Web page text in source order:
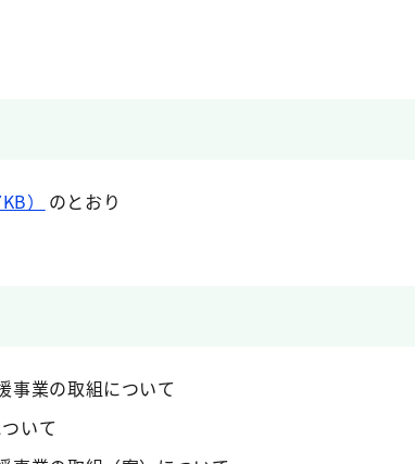
） のとおり
事業の取組について
いて